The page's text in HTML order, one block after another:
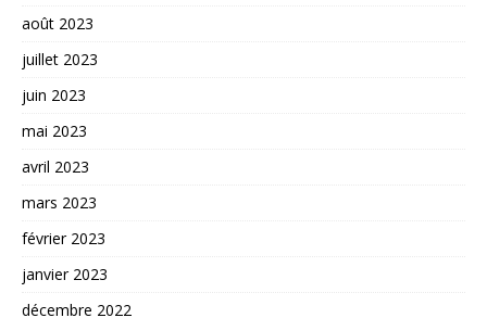
août 2023
juillet 2023
juin 2023
mai 2023
avril 2023
mars 2023
février 2023
janvier 2023
décembre 2022